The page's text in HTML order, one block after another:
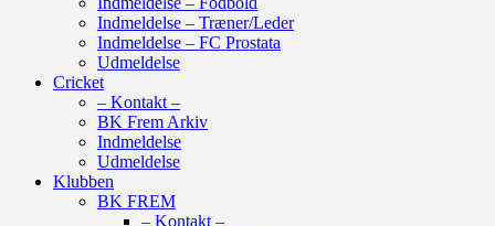
Indmeldelse – Træner/Leder
Indmeldelse – FC Prostata
Udmeldelse
Cricket
– Kontakt –
BK Frem Arkiv
Indmeldelse
Udmeldelse
Klubben
BK FREM
– Kontakt –